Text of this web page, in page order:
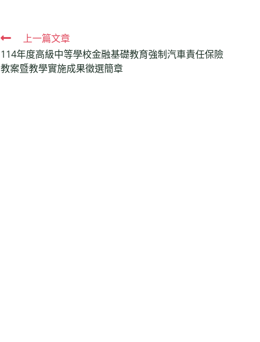
Read
more
articles
上一篇文章
114年度高級中等學校金融基礎教育強制汽車責任保險
教案暨教學實施成果徵選簡章